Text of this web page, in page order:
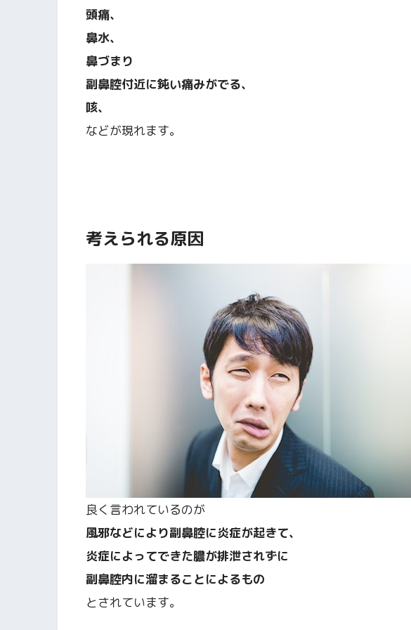
頭痛、
鼻水、
鼻づまり
副鼻腔付近に鈍い痛みがでる、
咳、
などが現れます。
考えられる原因
良く言われているのが
風邪などにより副鼻腔に炎症が起きて、
炎症によってできた膿が排泄されずに
副鼻腔内に溜まることによるもの
とされています。